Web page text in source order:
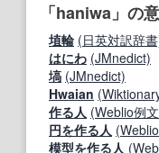
「haniwa」の
埴輪 (日英対訳辞
はにわ (JMnedict)
塙 (JMnedict)
Hwaian
作る人 (Weblio例
円を作る人
模型を作る人